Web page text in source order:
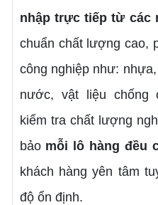
nhập trực tiếp từ các
chuẩn chất lượng cao,
công nghiệp như:
nước, vật liệu chống
kiểm tra chất lượng
bảo mỗi lô hàng đều
khách hàng yên tâm
độ ổn định.